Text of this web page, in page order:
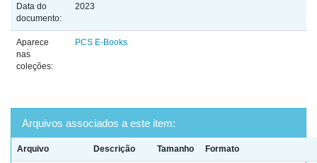
Data do
documento:
2023
Aparece
nas
coleções:
PCS E-Books
Arquivos associados a este item:
Arquivo Descrição Tamanho Formato